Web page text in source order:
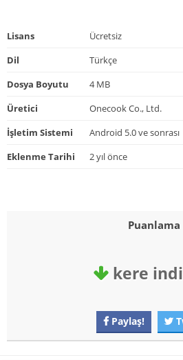
Lisans
Ücretsiz
Dil
Türkçe
Dosya Boyutu
4 MB
Üretici
Onecook Co., Ltd.
İşletim Sistemi
Android 5.0 ve sonrası
Eklenme Tarihi
2 yıl önce
Puanlama
kere
Paylaş!